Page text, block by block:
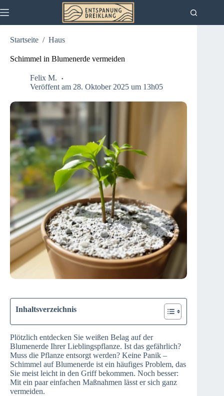
Inhalt
Startseite / Haus
Schimmel in Blumenerde vermeiden
Felix M.
Veröffent am 28. Oktober 2025 um 13h05
Inhaltsverzeichnis
Plötzlich entdecken Sie weißen Belag auf der
Blumenerde Ihrer Lieblingspflanze. Ist das gefährlich?
Muss die Pflanze entsorgt werden? Keine Panik –
Schimmel auf Blumenerde ist ein häufiges Problem, das
Sie meist leicht in den Griff bekommen. Noch besser:
Mit ein paar einfachen Maßnahmen lässt er sich ganz
vermeiden.